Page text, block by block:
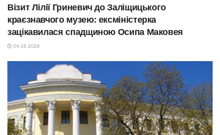
Візит Лілії Гриневич до Заліщицького
краєзнавчого музею: ексміністерка
зацікавилася спадщиною Осипа Маковея
04.08.2026